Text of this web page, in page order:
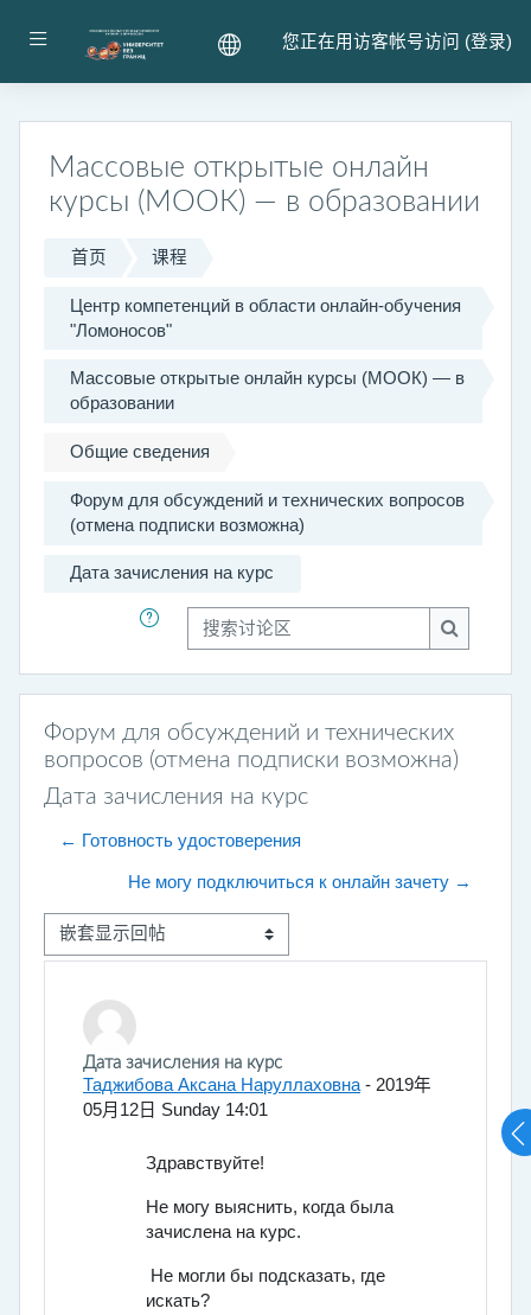
停靠面板 您正在用访客帐号访问 (登录)
Массовые открытые онлайн
курсы (МООК) — в образовании
首页 课程
Центр компетенций в области онлайн-обучения
"Ломоносов"
Массовые открытые онлайн курсы (МООК) — в
образовании
Общие сведения
Форум для обсуждений и технических вопросов
(отмена подписки возможна)
Дата зачисления на курс
搜索讨论区
搜索讨论
Форум для обсуждений и технических
вопросов (отмена подписки возможна)
Дата зачисления на курс
← Готовность удостоверения
Не могу подключиться к онлайн зачету →
显示模式
Дата зачисления на курс
Таджибова Аксана Наруллаховна - 2019年
05月12日 Sunday 14:01
回帖数：0
Здравствуйте!
Не могу выяснить, когда была
зачислена на курс.
Не могли бы подсказать, где
искать?